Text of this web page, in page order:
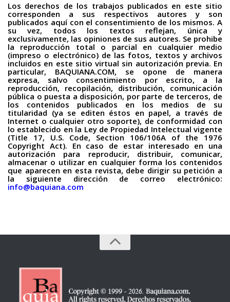
Los derechos de los trabajos publicados en este sitio
corresponden a sus respectivos autores y son
publicados aquí con el consentimiento de los mismos. A
su vez, todos los textos reflejan, única y
exclusivamente, las opiniones de sus autores. Se prohibe
la reproducción total o parcial en cualquier medio
(impreso o electrónico) de las fotos, textos y archivos
incluidos en este sitio virtual sin autorización previa. En
particular, BAQUIANA.COM, se opone de manera
expresa, salvo consentimiento por escrito, a la
reproducción, recopilación, distribución, comunicación
pública o puesta a disposición, por parte de terceros, de
los contenidos publicados en los medios de su
titularidad (ya se editen éstos en papel, a través de
Internet o cualquier otro soporte), de conformidad con
lo establecido en la Ley de Propiedad Intelectual vigente
(Title 17, U.S. Code, Section 106/106A of the 1976
Copyright Act). En caso de estar interesado en una
autorización para reproducir, distribuir, comunicar,
almacenar o utilizar en cualquier forma los contenidos
que aparecen en esta revista, debe dirigir su petición a
la siguiente dirección de correo electrónico:
info@baquiana.com